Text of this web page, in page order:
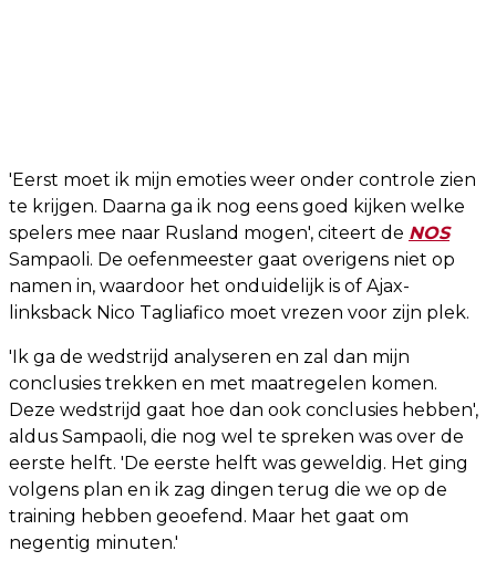
'Eerst moet ik mijn emoties weer onder controle zien
te krijgen. Daarna ga ik nog eens goed kijken welke
spelers mee naar Rusland mogen', citeert de NOS
Sampaoli. De oefenmeester gaat overigens niet op
namen in, waardoor het onduidelijk is of Ajax-
linksback Nico Tagliafico moet vrezen voor zijn plek.
'Ik ga de wedstrijd analyseren en zal dan mijn
conclusies trekken en met maatregelen komen.
Deze wedstrijd gaat hoe dan ook conclusies hebben',
aldus Sampaoli, die nog wel te spreken was over de
eerste helft. 'De eerste helft was geweldig. Het ging
volgens plan en ik zag dingen terug die we op de
training hebben geoefend. Maar het gaat om
negentig minuten.'